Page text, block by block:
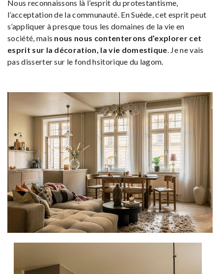
Nous reconnaissons là l’esprit du protestantisme,
l’acceptation de la communauté. En Suède, cet esprit peut
s’appliquer à presque tous les domaines de la vie en
société, mais nous nous contenterons d’explorer cet
esprit sur la décoration, la vie domestique . Je ne vais
pas disserter sur le fond hsitorique du lagom.